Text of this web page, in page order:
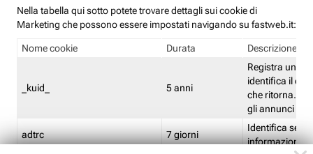
Nella tabella qui sotto potete trovare dettagli sui cookie di
Marketing che possono essere impostati navigando su fastweb.it:
Nome cookie Durata Descrizione
_kuid_ 5 anni
Registra un ID
identifica il
che ritorna.
gli annunci
adtrc 7 giorni
Identifica se
informazioni